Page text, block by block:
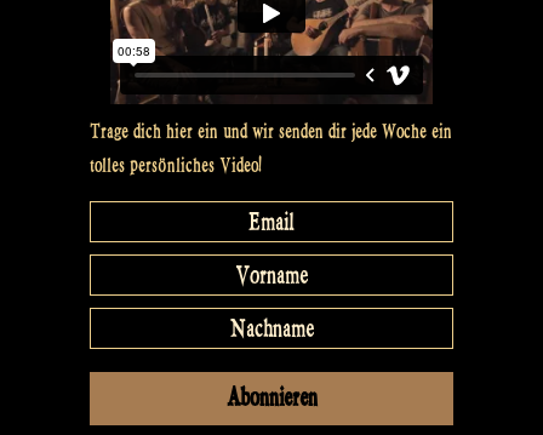
Trage dich hier ein und wir senden dir jede Woche ein
tolles persönliches Video!